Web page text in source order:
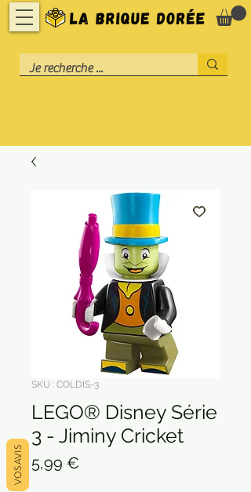
SKU : COLDIS-3
LEGO® Disney Série
3 - Jiminy Cricket
5,99 €
VOS AVIS